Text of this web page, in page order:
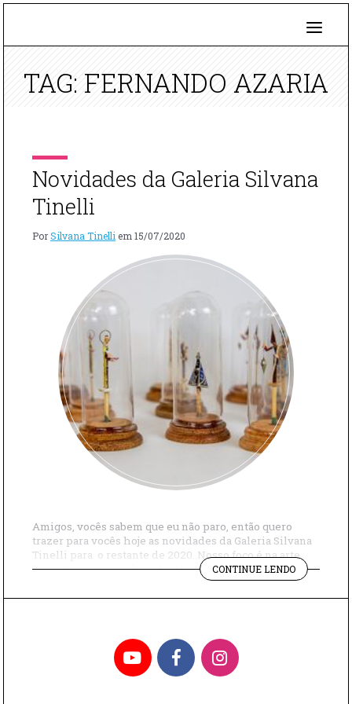
TAG: FERNANDO AZARIA
Novidades da Galeria Silvana
Tinelli
PorSilvana Tinelli em 15/07/2020
Amigos, vocês sabem que eu não paro, então quero
trazer para vocês hoje as novidades da Galeria Silvana
Tinelli para o restante de 2020. Nosso foco é na arte
primitiva, principalmente de artistas do nordeste,
como LeonIlson Arcanjo e Emanuel Santeiro, que se
inspiram em temas religiosos para fazer obras
CONTINUE LENDO
DA
GALERIA
YouTubeFacebookInstagram